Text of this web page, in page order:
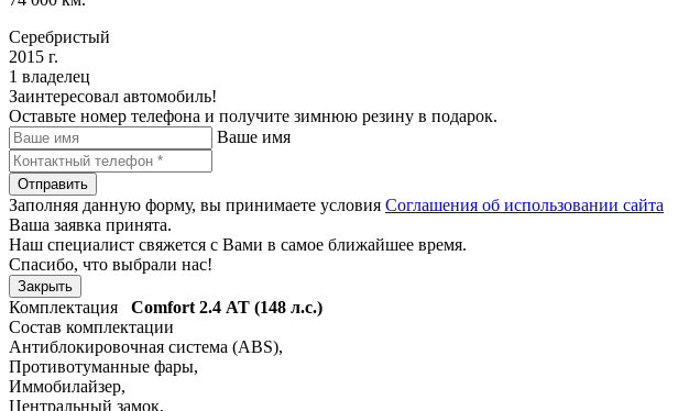
Серебристый
2015 г.
1 владелец
Заинтересовал автомобиль!
Оставьте номер телефона и получите зимнюю резину в подарок.
Ваше имя
Отправить
Заполняя данную форму, вы принимаете условия Соглашения об использовании сайта
Ваша заявка принята.
Наш специалист свяжется с Вами в самое ближайшее время.
Спасибо, что выбрали нас!
Закрыть
Комплектация Comfort 2.4 АТ (148 л.с.)
Состав комплектации
Антиблокировочная система (ABS),
Противотуманные фары,
Иммобилайзер,
Центральный замок,